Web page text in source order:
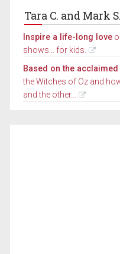
Tara C. and Mark S.
Inspire a life-long love
shows... for kids.
Based on the acclaimed
the Witches of Oz and
and the other...